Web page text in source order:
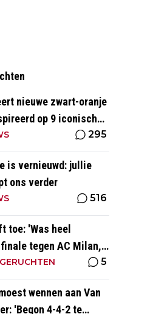
nieuwe zwart-oranje
op 9 iconische
295
is vernieuwd: jullie
ons verder
516
toe: 'Was heel
tegen AC Milan,
zouden aanpassen' 5
wennen aan Van
'Begon 4-4-2 te